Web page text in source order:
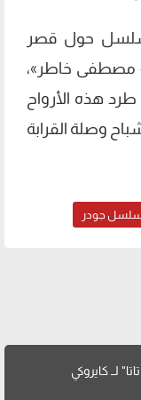
حول قصر
مصطفى خاطر»،
طرد هذه الأرواح
وصلة القرابة
جودر
لــ كايروكي